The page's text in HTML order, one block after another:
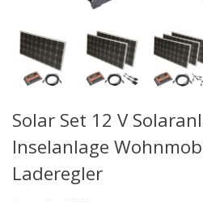
Solar Set 12 V
Inselanlage
Laderegler